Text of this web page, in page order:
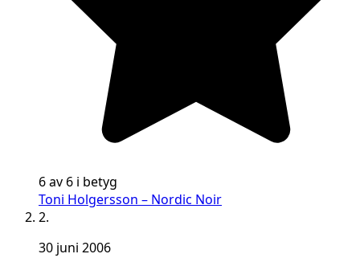
6 av 6 i betyg
Toni Holgersson – Nordic Noir
2.
30 juni 2006